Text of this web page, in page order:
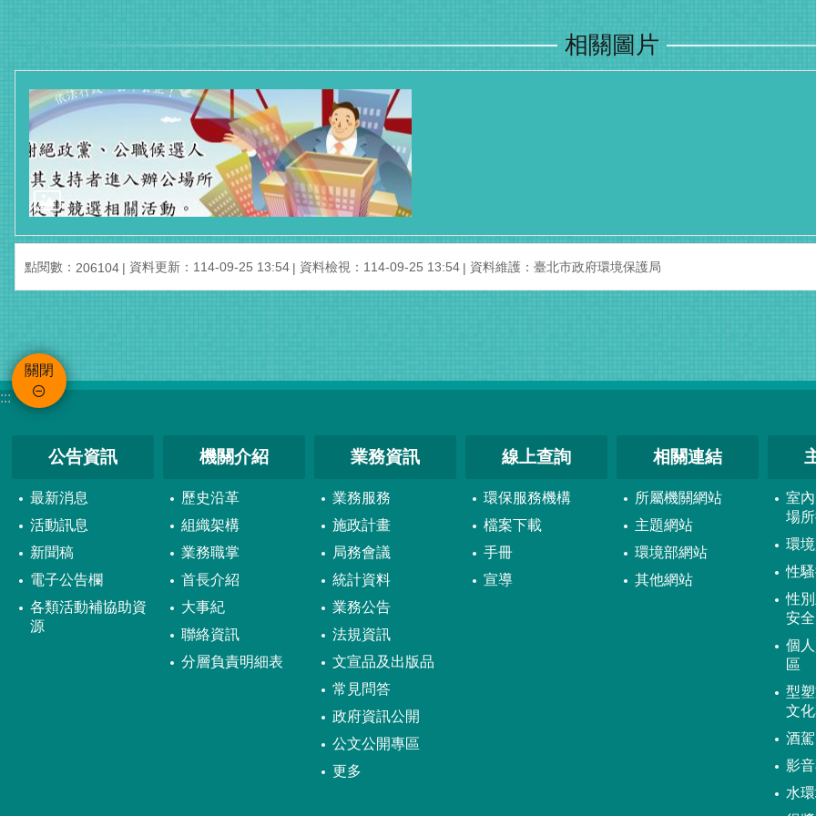
相關圖片
點閱數： 206104 資料更新：114-09-25 13:54 資料檢視：114-09-25 13:54 資料維護：臺北市政府環境保護局
關閉
:::
公告資訊
最新消息
活動訊息
新聞稿
電子公告欄
各類活動補協助資
源
機關介紹
歷史沿革
組織架構
業務職掌
首長介紹
大事紀
聯絡資訊
分層負責明細表
業務資訊
業務服務
施政計畫
局務會議
統計資料
業務公告
法規資訊
文宣品及出版品
常見問答
政府資訊公開
公文公開專區
更多
線上查詢
環保服務機構
檔案下載
手冊
宣導
相關連結
所屬機關網站
主題網站
環境部網站
其他網站
室
場
環
性
性
安
個
區
型
文
酒
影
水